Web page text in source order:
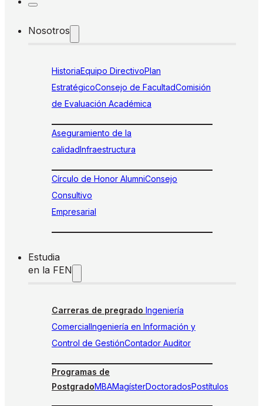
Nosotros
HistoriaEquipo DirectivoPlan
EstratégicoConsejo de FacultadComisión
de Evaluación Académica
Aseguramiento de la
calidadInfraestructura
Círculo de Honor AlumniConsejo
Consultivo
Empresarial
Estudia
en la FEN
Carreras de pregrado Ingeniería
ComercialIngeniería en Información y
Control de GestiónContador Auditor
Programas de
PostgradoMBAMagísterDoctoradosPostítulos